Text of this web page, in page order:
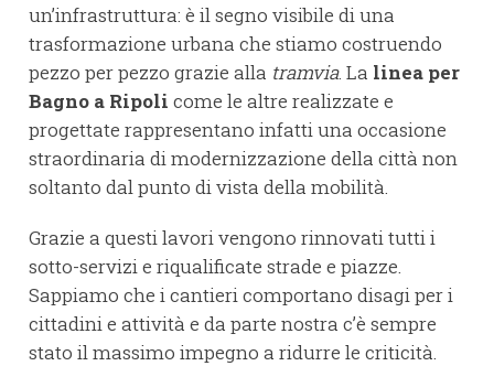
un’infrastruttura: è il segno visibile di una
trasformazione urbana che stiamo costruendo
pezzo per pezzo grazie alla tramvia. La linea per
Bagno a Ripoli come le altre realizzate e
progettate rappresentano infatti una occasione
straordinaria di modernizzazione della città non
soltanto dal punto di vista della mobilità.
Grazie a questi lavori vengono rinnovati tutti i
sotto-servizi e riqualificate strade e piazze.
Sappiamo che i cantieri comportano disagi per i
cittadini e attività e da parte nostra c’è sempre
stato il massimo impegno a ridurre le criticità.